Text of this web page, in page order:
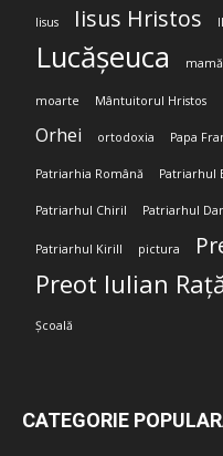
Iisus Iisus Hristos
Lucășeuca mamă
moarte Mântuitorul Hristos
Orhei ortodoxia Papa
Patriarhia Română Patriarhul
Patriarhul Chiril Patriarhul
Patriarhul Kirill pictura
Preot Iulian
Școală
CATEGORIE